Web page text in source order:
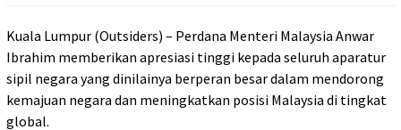
Kuala Lumpur (Outsiders) – Perdana Menteri Malaysia Anwar
Ibrahim memberikan apresiasi tinggi kepada seluruh aparatur
sipil negara yang dinilainya berperan besar dalam mendorong
kemajuan negara dan meningkatkan posisi Malaysia di tingkat
global.